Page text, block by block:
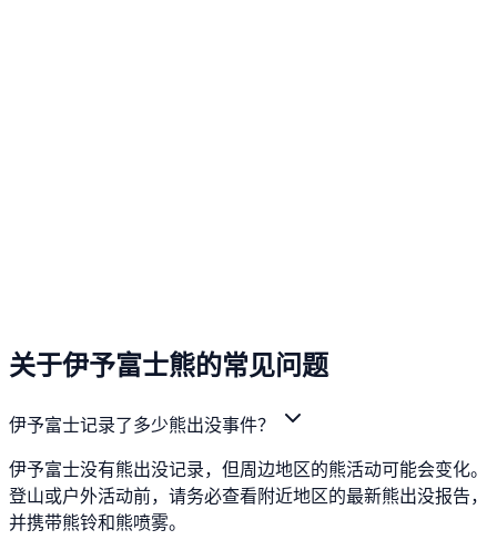
关于伊予富士熊的常见问题
伊予富士记录了多少熊出没事件？
伊予富士没有熊出没记录，但周边地区的熊活动可能会变化。
登山或户外活动前，请务必查看附近地区的最新熊出没报告，
并携带熊铃和熊喷雾。